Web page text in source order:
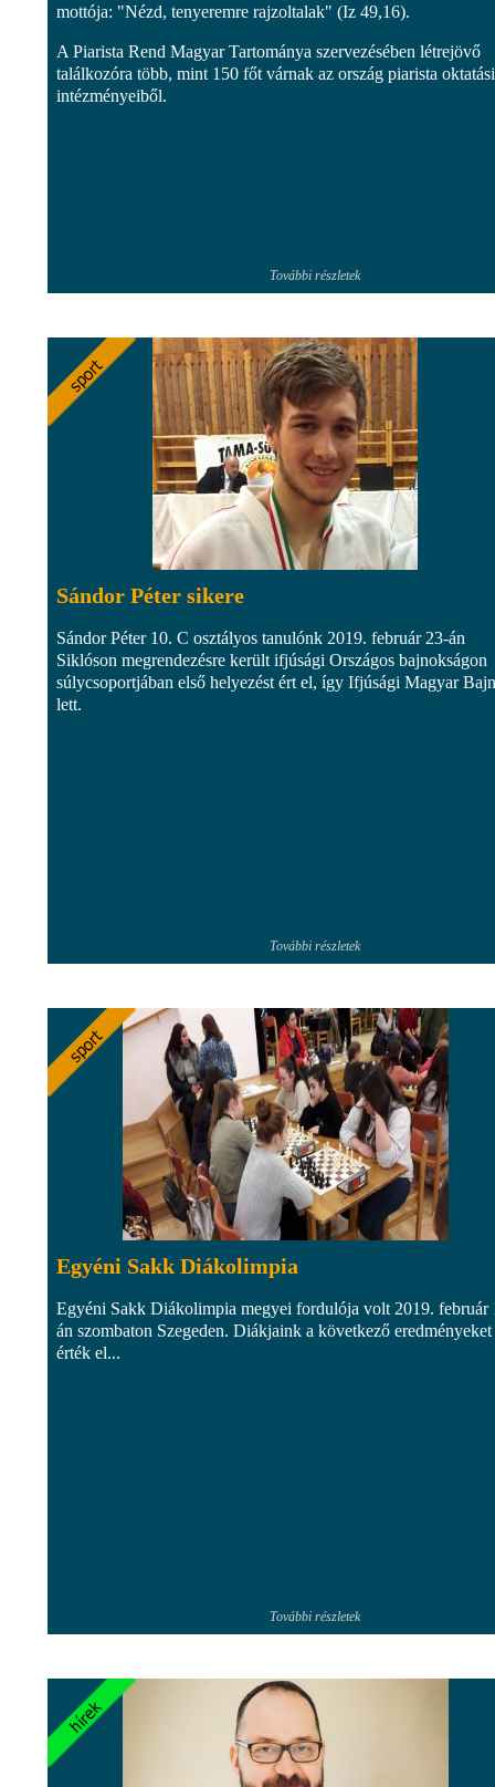
mottója: "Nézd, tenyeremre rajzoltalak" (Iz 49,16).
A Piarista Rend Magyar Tartománya szervezésében létrejövő
találkozóra több, mint 150 főt várnak az ország piarista oktatási
intézményeiből.
További részletek
Sándor Péter sikere
Sándor Péter 10. C osztályos tanulónk 2019. február 23-án
Siklóson megrendezésre került ifjúsági Országos bajnokságon
súlycsoportjában első helyezést ért el, így Ifjúsági Magyar
lett.
További részletek
Egyéni Sakk Diákolimpia
Egyéni Sakk Diákolimpia megyei fordulója volt 2019. február
án szombaton Szegeden. Diákjaink a következő eredményeket
érték el...
További részletek